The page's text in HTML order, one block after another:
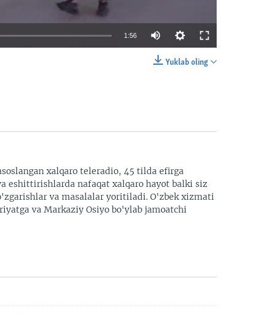
1:56
Yuklab oling
xalqaro teleradio, 45 tilda efirga
eshittirishlarda nafaqat xalqaro hayot balki siz
va masalalar yoritiladi. O'zbek xizmati
va Markaziy Osiyo bo'ylab jamoatchi